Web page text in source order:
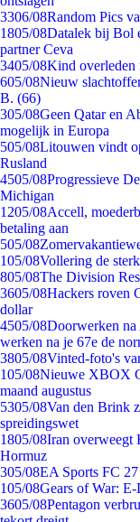
3306/08Random Pics
1805/08Datalek bij Bol
partner Ceva
3405/08Kind overleden
605/08Nieuw
B. (66)
305/08Geen Qatar en
mogelijk in Europa
505/08Litouwen vindt
Rusland
4505/08Progressieve
Michigan
1205/08Accell,
betaling aan
505/08
105/08Vollering de
805/08The Division
3605/08Hackers roven
dollar
4505/08Doorwerken na
werken na je 67e de
3805/08Vinted-foto's
105/08Nieuwe XBOX
maand augustus
5305/08Van den Brink
spreidingswet
1805/08Iran overweegt
Hormuz
305/08EA Sports FC
105/08Gears of War: E-
3605/08Pentagon